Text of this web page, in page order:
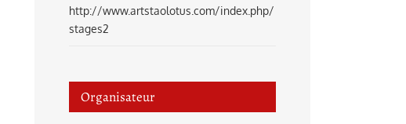
http://www.artstaolotus.com/index.php/
stages2
Organisateur